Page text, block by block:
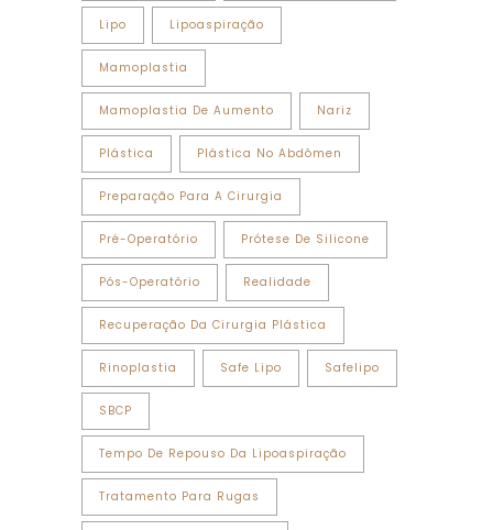
Lipo Lipoaspiração
Mamoplastia
Mamoplastia De Aumento Nariz
Plástica Plástica No Abdômen
Preparação Para A Cirurgia
Pré-Operatório Prótese De Silicone
Pós-Operatório Realidade
Recuperação Da Cirurgia Plástica
Rinoplastia Safe Lipo Safelipo
SBCP
Tempo De Repouso Da Lipoaspiração
Tratamento Para Rugas